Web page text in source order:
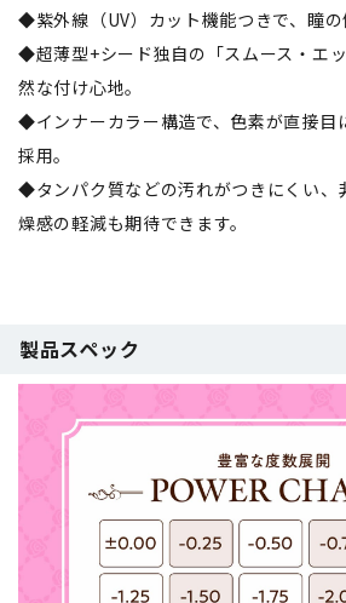
◆紫外線（UV）カット機能つきで、瞳の
◆超薄型+シード独自の「スムース・エ
然な付け心地。
◆インナーカラー構造で、色素が直接目
採用。
◆タンパク質などの汚れがつきにくい、
燥感の軽減も期待できます。
製品スペック